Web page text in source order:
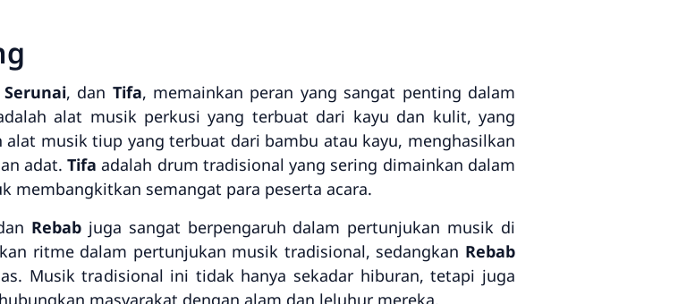
Serunai, dan Tifa, memainkan peran yang sangat penting dalam
alat musik perkusi yang terbuat dari kayu dan kulit, yang
alat musik tiup yang terbuat dari bambu atau kayu, menghasilkan
adat.Tifa adalah drum tradisional yang sering dimainkan dalam
membangkitkan semangat para peserta acara.
Rebab juga sangat berpengaruh dalam pertunjukan musik di
ritme dalam pertunjukan musik tradisional, sedangkan Rebab
Musik tradisional ini tidak hanya sekadar hiburan, tetapi juga
masyarakat dengan alam dan leluhur mereka.